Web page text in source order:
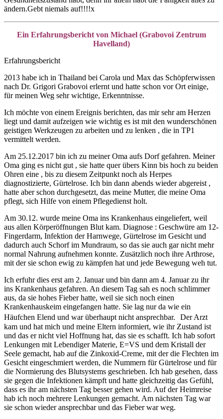
ändern.Gebt niemals auf!!!!x
Ein Erfahrungsbericht von Michael (Grabovoi Zentrum
Havelland)
Erfahrungsbericht
2013 habe ich in Thailand bei Carola und Max das Schöpferwissen
nach Dr. Grigori Grabovoi erlernt und hatte schon vor Ort einige,
für meinen Weg sehr wichtige, Erkenntnisse.
Ich möchte von einem Ereignis berichten, das mir sehr am Herzen
liegt und damit aufzeigen wie wichtig es ist mit den wunderschönen
geistigen Werkzeugen zu arbeiten und zu lenken , die in TP1
vermittelt werden.
Am 25.12.2017 bin ich zu meiner Oma aufs Dorf gefahren. Meiner
Oma ging es nicht gut , sie hatte quer übers Kinn bis hoch zu beiden
Ohren eine , bis zu diesem Zeitpunkt noch als Herpes
diagnostizierte, Gürtelrose. Ich bin dann abends wieder abgereist ,
hatte aber schon durchgesetzt, das meine Mutter, die meine Oma
pflegt, sich Hilfe von einem Pflegedienst holt.
Am 30.12. wurde meine Oma ins Krankenhaus eingeliefert, weil
aus allen Körperöffnungen Blut kam. Diagnose : Geschwüre am 12-
Fingerdarm, Infektion der Harnwege, Gürtelrose im Gesicht und
dadurch auch Schorf im Mundraum, so das sie auch gar nicht mehr
normal Nahrung aufnehmen konnte. Zusätzlich noch ihre Arthrose,
mit der sie schon ewig zu kämpfen hat und jede Bewegung weh tut.
Ich erfuhr dies erst am 2. Januar und bin dann am 4. Januar zu ihr
ins Krankenhaus gefahren. An diesem Tag sah es noch schlimmer
aus, da sie hohes Fieber hatte, weil sie sich noch einen
Krankenhauskeim eingefangen hatte. Sie lag nur da wie ein
Häufchen Elend und war überhaupt nicht ansprechbar. Der Arzt
kam und hat mich und meine Eltern informiert, wie ihr Zustand ist
und das er nicht viel Hoffnung hat, das sie es schafft. Ich hab sofort
Lenkungen mit Lebendiger Materie, E=VS und dem Kristall der
Seele gemacht, hab auf die Zinkoxid-Creme, mit der die Flechten im
Gesicht eingeschmiert werden, die Nummern für Gürtelrose und für
die Normierung des Blutsystems geschrieben. Ich hab gesehen, dass
sie gegen die Infektionen kämpft und hatte gleichzeitig das Gefühl,
dass es ihr am nächsten Tag besser gehen wird. Auf der Heimreise
hab ich noch mehrere Lenkungen gemacht. Am nächsten Tag war
sie schon wieder ansprechbar und das Fieber war weg.